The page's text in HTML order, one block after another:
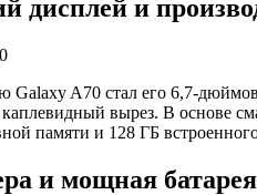
дисплей и
Galaxy A70 стал его 6,7-
вырез. В основе
памяти и 128 ГБ
и мощная батарея